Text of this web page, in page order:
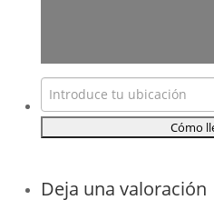
Deja una valoración